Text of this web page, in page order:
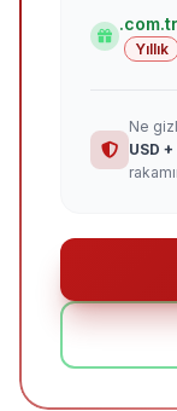
Yıllık
Ne
USD